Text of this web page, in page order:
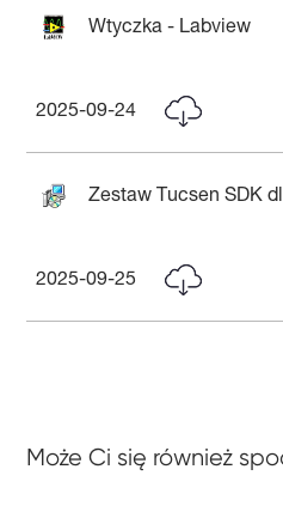
Wtyczka - Labview
2025-09-24
Zestaw Tucsen SDK
2025-09-25
Może Ci się również